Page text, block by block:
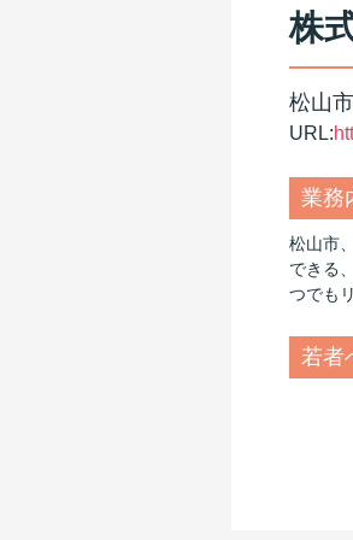
株
松山
URL:
業務
松山市
できる
つでも
若者